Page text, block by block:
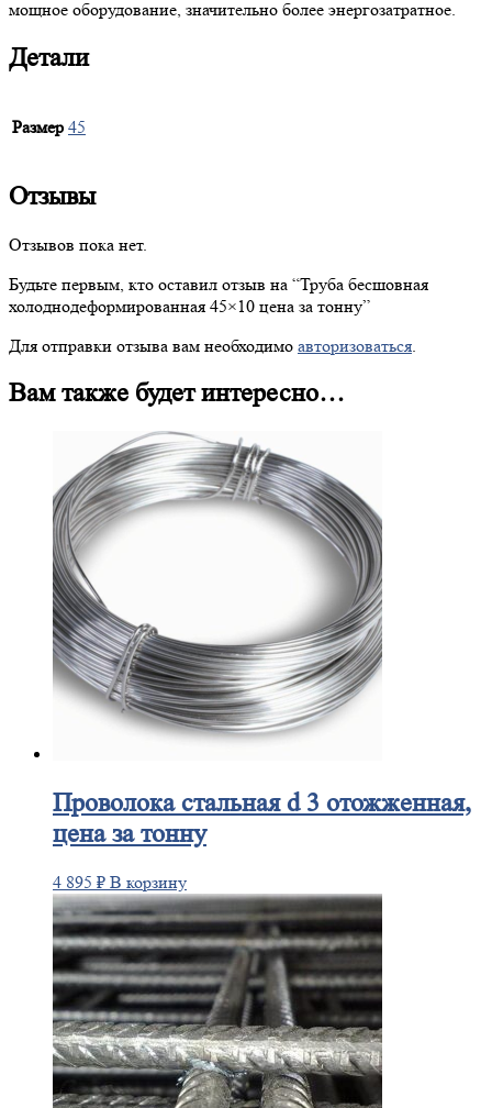
мощное оборудование, значительно более энергозатратное.
Детали
Размер 45
Отзывы
Отзывов пока нет.
Будьте первым, кто оставил отзыв на “Труба бесшовная
холоднодеформированная 45×10 цена за тонну”
Для отправки отзыва вам необходимо авторизоваться
Вам также будет интересно…
Проволокастальная d 3 отожженная,
цена за тонну
4 895 ₽ В корзину